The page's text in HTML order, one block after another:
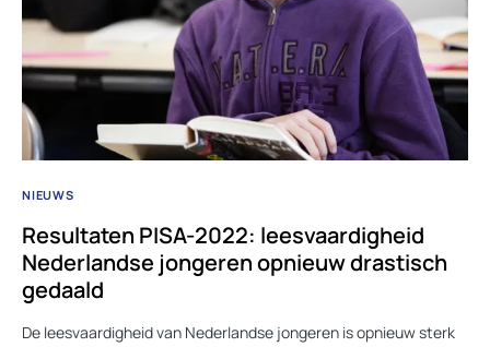
NIEUWS
Resultaten PISA-2022: leesvaardigheid
Nederlandse jongeren opnieuw drastisch
gedaald
De leesvaardigheid van Nederlandse jongeren is opnieuw sterk